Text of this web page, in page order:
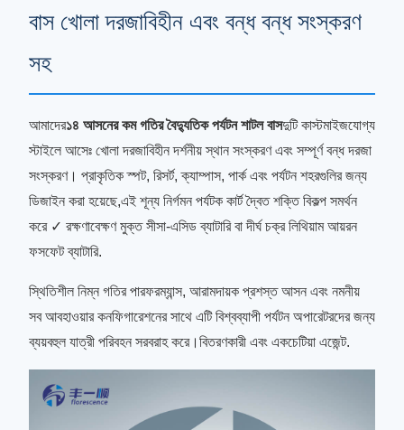
বাস খোলা দরজাবিহীন এবং বন্ধ বন্ধ সংস্করণ
সহ
আমাদের১৪ আসনের কম গতির বৈদ্যুতিক পর্যটন শাটল বাসদুটি কাস্টমাইজযোগ্য
স্টাইলে আসেঃ খোলা দরজাবিহীন দর্শনীয় স্থান সংস্করণ এবং সম্পূর্ণ বন্ধ দরজা
সংস্করণ। প্রাকৃতিক স্পট, রিসর্ট, ক্যাম্পাস, পার্ক এবং পর্যটন শহরগুলির জন্য
ডিজাইন করা হয়েছে,এই শূন্য নির্গমন পর্যটক কার্ট দ্বৈত শক্তি বিকল্প সমর্থন
করে ✓ রক্ষণাবেক্ষণ মুক্ত সীসা-এসিড ব্যাটারি বা দীর্ঘ চক্র লিথিয়াম আয়রন
ফসফেট ব্যাটারি.
স্থিতিশীল নিম্ন গতির পারফরম্যান্স, আরামদায়ক প্রশস্ত আসন এবং নমনীয়
সব আবহাওয়ার কনফিগারেশনের সাথে এটি বিশ্বব্যাপী পর্যটন অপারেটরদের জন্য
ব্যয়বহুল যাত্রী পরিবহন সরবরাহ করে।বিতরণকারী এবং একচেটিয়া এজেন্ট.